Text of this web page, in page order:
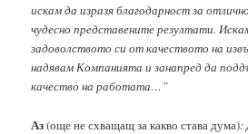
искам да изразя благодарност за
чудесно представените резултати.
задоволството си от качеството на
надявам Компанията и занапред да
качество на работата…”
Аз(още не схващащ за какво става дума):